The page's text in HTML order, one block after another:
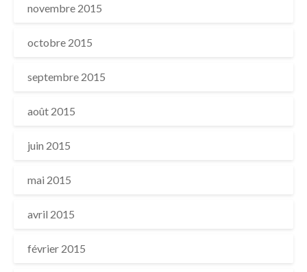
novembre 2015
octobre 2015
septembre 2015
août 2015
juin 2015
mai 2015
avril 2015
février 2015